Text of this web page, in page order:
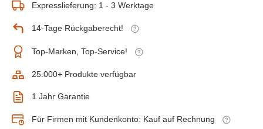
Expresslieferung: 1 - 3 Werktage
14-Tage Rückgaberecht!
Top-Marken, Top-Service!
25.000+ Produkte verfügbar
1 Jahr Garantie
Für Firmen mit Kundenkonto: Kauf auf Rechnung